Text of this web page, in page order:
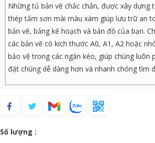
Những tủ bản vẽ chắc chắn, được xây dựng
thép tấm sơn mài màu xám giúp lưu trữ an
bản vẽ, bảng kế hoạch và bản đồ của bạn.
các bản vẽ có kích thước A0, A1, A2 hoặc
bảo vệ trong các ngăn kéo, giúp chúng luôn
đặt chúng dễ dàng hơn và nhanh chóng tìm
Số lượng :